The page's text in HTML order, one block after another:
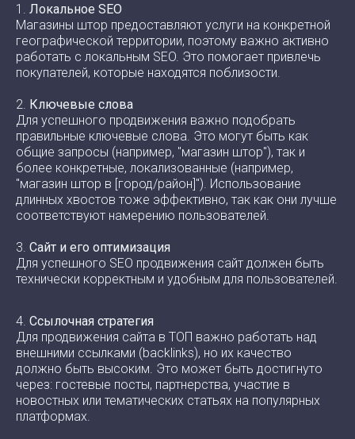
1. Локальное SEO
Магазины штор предоставляют услуги на конкретной
географической территории, поэтому важно активно
работать с локальным SEO. Это помогает привлечь
покупателей, которые находятся поблизости.
2. Ключевые слова
Для успешного продвижения важно подобрать
правильные ключевые слова. Это могут быть как
общие запросы (например, "магазин штор"), так и
более конкретные, локализованные (например,
"магазин штор в [город/район]"). Использование
длинных хвостов тоже эффективно, так как они лучше
соответствуют намерению пользователей.
3. Сайт и его оптимизация
Для успешного SEO продвижения сайт должен быть
технически корректным и удобным для пользователей.
4. Ссылочная стратегия
Для продвижения сайта в ТОП важно работать над
внешними ссылками (backlinks), но их качество
должно быть высоким. Это может быть достигнуто
через: гостевые посты, партнерства, участие в
новостных или тематических статьях на популярных
платформах.